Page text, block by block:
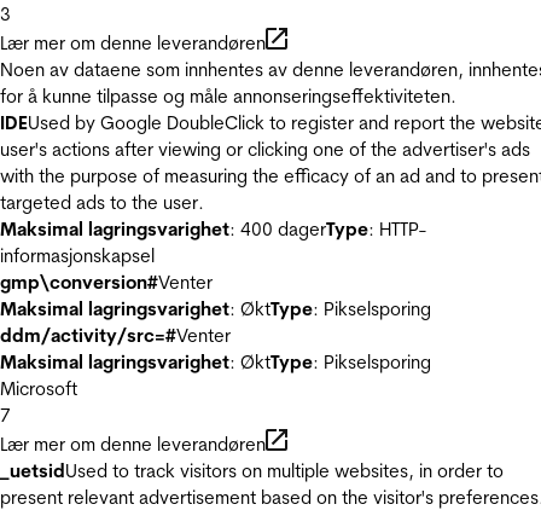
3
Lær mer om denne leverandøren
Noen av dataene som innhentes av denne leverandøren,
for å kunne tilpasse og måle annonseringseffektiviteten.
IDEUsed by Google DoubleClick to register and report the
user's actions after viewing or clicking one of the advertiser's ads
with the purpose of measuring the efficacy of an ad and to
targeted ads to the user.
Maksimal lagringsvarighet: 400 dagerType: HTTP-
informasjonskapsel
gmp\conversion#Venter
Maksimal lagringsvarighet: ØktType: Pikselsporing
ddm/activity/src=#Venter
Maksimal lagringsvarighet: ØktType: Pikselsporing
Microsoft
7
Lær mer om denne leverandøren
_uetsidUsed to track visitors on multiple websites, in order to
present relevant advertisement based on the visitor's